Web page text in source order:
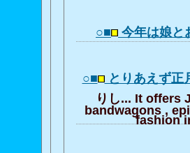
○■ 今年は娘
○■ とりあえず
りし... It offers
bandwagons ,
fashion